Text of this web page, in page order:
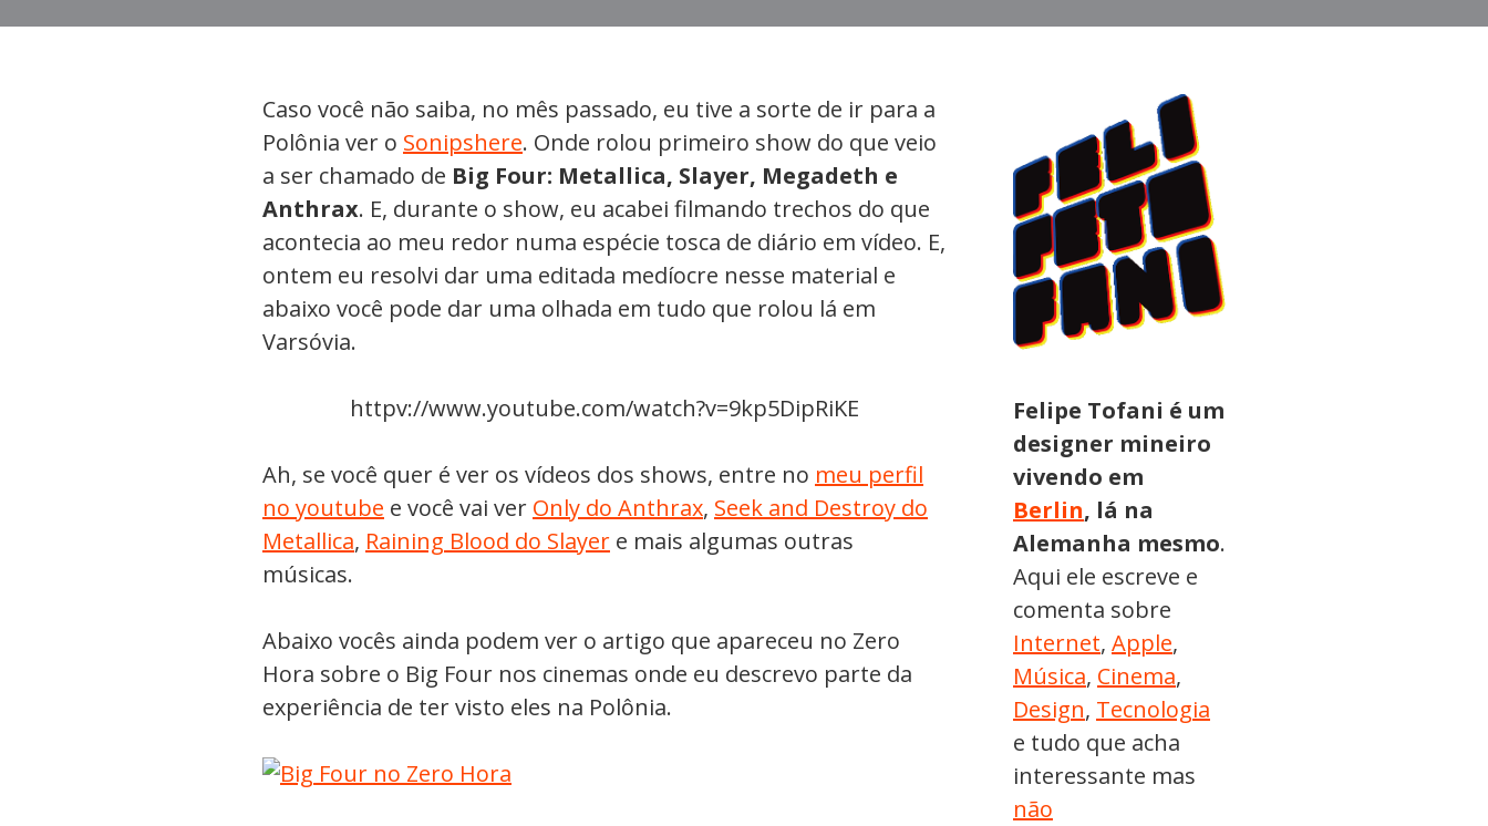
Caso você não saiba, no mês passado, eu tive a sorte de ir para a
Polônia ver o Sonipshere. Onde rolou primeiro show do que veio
a ser chamado de Big Four: Metallica, Slayer, Megadeth e
Anthrax. E, durante o show, eu acabei filmando trechos do que
acontecia ao meu redor numa espécie tosca de diário em vídeo. E,
ontem eu resolvi dar uma editada medíocre nesse material e
abaixo você pode dar uma olhada em tudo que rolou lá em
Varsóvia.
httpv://www.youtube.com/watch?v=9kp5DipRiKE
Ah, se você quer é ver os vídeos dos shows, entre no meu perfil
no youtube e você vai ver Only do Anthrax, Seek and Destroy do
Metallica, Raining Blood do Slayer e mais algumas outras
músicas.
Abaixo vocês ainda podem ver o artigo que apareceu no Zero
Hora sobre o Big Four nos cinemas onde eu descrevo parte da
experiência de ter visto eles na Polônia.
Felipe Tofani é um
designer mineiro
vivendo em
Berlin, lá na
Alemanha mesmo.
Aqui ele escreve e
comenta sobre
Internet, Apple,
Música, Cinema,
Design, Tecnologia
e tudo que acha
interessante mas
não